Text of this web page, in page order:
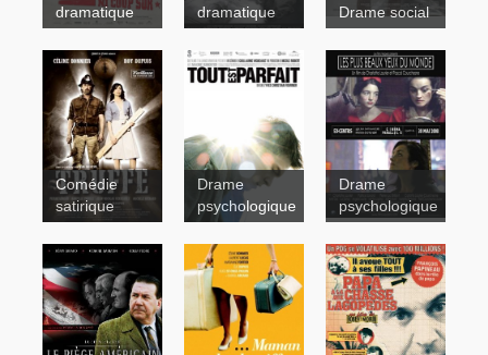
dramatique
Un
capitalisme
sentimental
dramatique
Drame social
Comédie
satirique
Drame
psychologique
Drame
psychologique